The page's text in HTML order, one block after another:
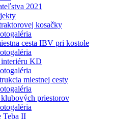
2021
kosačky
cesta IBV pri kostole
KD
miestnej cesty
priestorov
Teba II